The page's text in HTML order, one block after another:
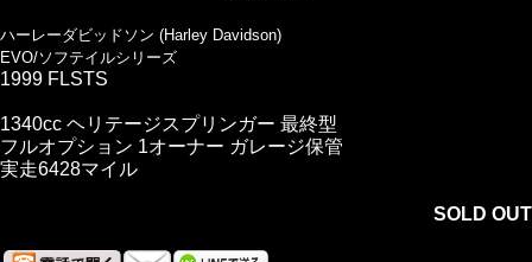
ハーレーダビッドソン (Harley Davidson)
EVO/ソフテイルシリーズ
1999 FLSTS
1340cc ヘリテージスプリンガー 最終型
フルオプション 1オーナー ガレージ保管
実走6428マイル
SOLD OUT